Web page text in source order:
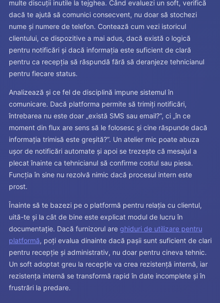
multe discuții inutile la tejghea. Când evaluezi un soft, verifică
dacă te ajută să comunici consecvent, nu doar să stochezi
nume și numere de telefon. Contează cum vezi istoricul
clientului, ce dispozitive a mai adus, dacă există o logică
pentru notificări și dacă informația este suficient de clară
pentru ca recepția să răspundă fără să deranjeze tehnicianul
pentru fiecare status.
Analizează și ce fel de disciplină impune sistemul în
comunicare. Dacă platforma permite să trimiți notificări,
întrebarea nu este doar „există SMS sau email?”, ci „în ce
moment din flux are sens să le folosesc și cine răspunde dacă
informația trimisă este greșită?”. Un atelier mic poate abuza
ușor de notificări automate și apoi se trezește că mesajul a
plecat înainte ca tehnicianul să confirme costul sau piesa.
Funcția în sine nu rezolvă nimic dacă procesul intern este
prost.
Înainte să te bazezi pe o platformă pentru relația cu clientul,
uită-te și la cât de bine este explicat modul de lucru în
documentație. Dacă furnizorul are ghiduri de utilizare pentru
platformă, poți evalua dinainte dacă pașii sunt suficient de clari
pentru recepție și administrativ, nu doar pentru cineva tehnic.
Un soft adoptat greu la recepție va crea rezistență internă, iar
rezistența internă se transformă rapid în date incomplete și în
frustrări la predare.